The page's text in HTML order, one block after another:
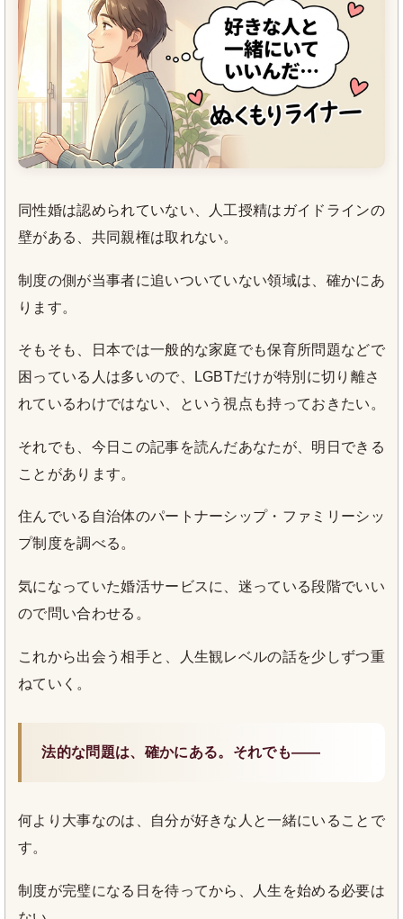
同性婚は認められていない、人工授精はガイドラインの
壁がある、共同親権は取れない。
制度の側が当事者に追いついていない領域は、確かにあ
ります。
そもそも、日本では一般的な家庭でも保育所問題などで
困っている人は多いので、LGBTだけが特別に切り離さ
れているわけではない、という視点も持っておきたい。
それでも、今日この記事を読んだあなたが、明日できる
ことがあります。
住んでいる自治体のパートナーシップ・ファミリーシッ
プ制度を調べる。
気になっていた婚活サービスに、迷っている段階でいい
ので問い合わせる。
これから出会う相手と、人生観レベルの話を少しずつ重
ねていく。
法的な問題は、確かにある。それでも——
何より大事なのは、自分が好きな人と一緒にいることで
す。
制度が完璧になる日を待ってから、人生を始める必要は